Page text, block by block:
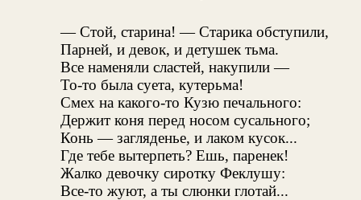
— Стой, старина! — Старика обступили,
Парней, и девок, и детушек тьма.
Все наменяли сластей, накупили —
То-то была суета, кутерьма!
Смех на какого-то Кузю печального:
Держит коня перед носом сусального;
Конь — загляденье, и лаком кусок...
Где тебе вытерпеть? Ешь, паренек!
Жалко девочку сиротку Феклушу:
Все-то жуют, а ты слюнки глотай...